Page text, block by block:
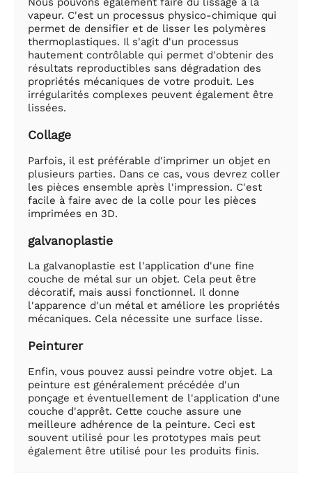
vapeur. C'est un processus physico-chimique qui
permet de densifier et de lisser les polymères
thermoplastiques. Il s'agit d'un processus
hautement contrôlable qui permet d'obtenir des
résultats reproductibles sans dégradation des
propriétés mécaniques de votre produit. Les
irrégularités complexes peuvent également être
lissées.
Collage
Parfois, il est préférable d'imprimer un objet en
plusieurs parties. Dans ce cas, vous devrez coller
les pièces ensemble après l'impression. C'est
facile à faire avec de la colle pour les pièces
imprimées en 3D.
galvanoplastie
La galvanoplastie est l'application d'une fine
couche de métal sur un objet. Cela peut être
décoratif, mais aussi fonctionnel. Il donne
l'apparence d'un métal et améliore les propriétés
mécaniques. Cela nécessite une surface lisse.
Peinturer
Enfin, vous pouvez aussi peindre votre objet. La
peinture est généralement précédée d'un
ponçage et éventuellement de l'application d'une
couche d'apprêt. Cette couche assure une
meilleure adhérence de la peinture. Ceci est
souvent utilisé pour les prototypes mais peut
également être utilisé pour les produits finis.